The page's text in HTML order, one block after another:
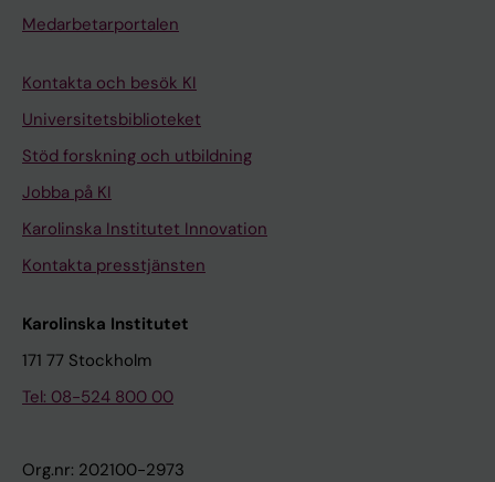
Medarbetarportalen
Kontakta och besök KI
Universitetsbiblioteket
Stöd forskning och utbildning
Jobba på KI
Karolinska Institutet Innovation
Kontakta presstjänsten
Karolinska Institutet
171 77 Stockholm
Tel: 08-524 800 00
Org.nr: 202100-2973